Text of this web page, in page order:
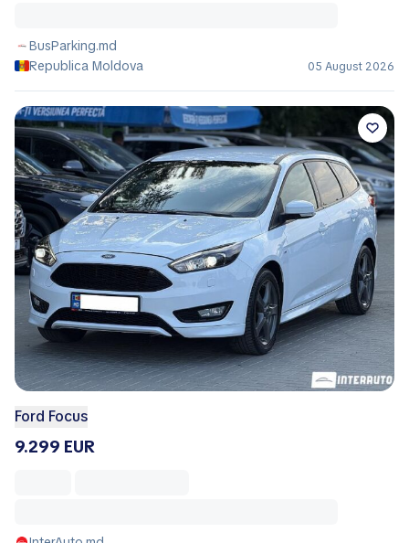
BusParking.md
Republica Moldova
05 August 2026
Ford Focus
9.299 EUR